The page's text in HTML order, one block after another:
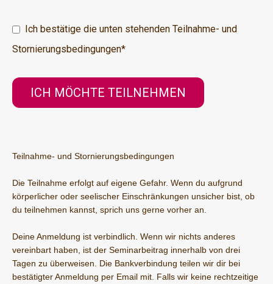
Ich bestätige die unten stehenden Teilnahme- und
Stornierungsbedingungen*
Teilnahme- und Stornierungsbedingungen
Die Teilnahme erfolgt auf eigene Gefahr. Wenn du aufgrund
körperlicher oder seelischer Einschränkungen unsicher bist, ob
du teilnehmen kannst, sprich uns gerne vorher an.
Deine Anmeldung ist verbindlich. Wenn wir nichts anderes
vereinbart haben, ist der Seminarbeitrag innerhalb von drei
Tagen zu überweisen. Die Bankverbindung teilen wir dir bei
bestätigter Anmeldung per Email mit. Falls wir keine rechtzeitige